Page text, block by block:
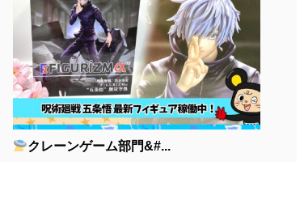
クレーンゲーム部門&#...